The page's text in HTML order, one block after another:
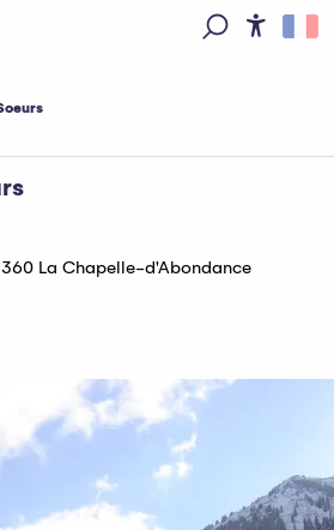
La Chapelle-d'Abondance
favoris